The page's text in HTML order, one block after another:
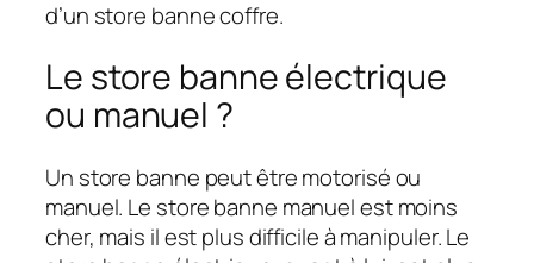
d’un store banne coffre.
Le store banne électrique
ou manuel ?
Un store banne peut être motorisé ou
manuel. Le store banne manuel est moins
cher, mais il est plus difficile à manipuler. Le